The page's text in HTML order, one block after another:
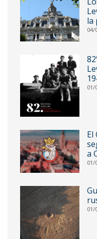
la
04/
01/
El
a
01/
01/